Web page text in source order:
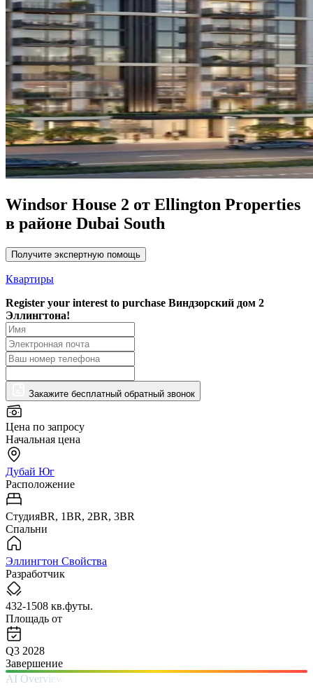
Windsor House 2 от Ellington Properties
в районе Dubai South
Получите экспертную помощь
Квартиры
Register your interest to purchase Виндзорский дом 2
Эллингтона!
Закажите бесплатный обратный звонок
Цена по запросу
Начальная цена
Дубай Юг
Расположение
СтудияBR, 1BR, 2BR, 3BR
Спальни
Эллингтон Свойства
Разработчик
432-1508 кв.футы.
Площадь от
Q3 2028
Завершение
AI Overview